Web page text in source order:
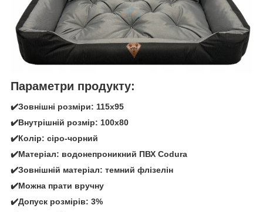
Параметри продукту:
✔️Зовнішні розміри: 115х95
✔️Внутрішній розмір: 100х80
✔️Колір: сіро-чорний
✔️Матеріал: водонепроникний ПВХ Codura
✔️Зовнішній матеріал: темний флізелін
✔️Можна прати вручну
✔️Допуск розмірів: 3%